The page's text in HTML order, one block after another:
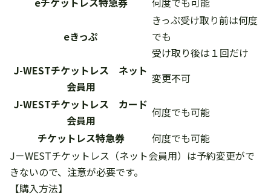
eきっぷ
きっぷ受け取り前は何度
でも
受け取り後は１回だけ
J-WESTチケットレス ネット
会員用
変更不可
J-WESTチケットレス カード
会員用
何度でも可能
チケットレス特急券
何度でも可能
J－WESTチケットレス（ネット会員用）は予約変更がで
きないので、注意が必要です。
【購入方法】